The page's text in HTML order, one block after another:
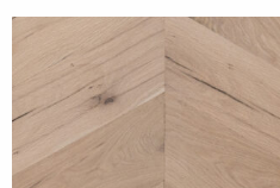
MEER